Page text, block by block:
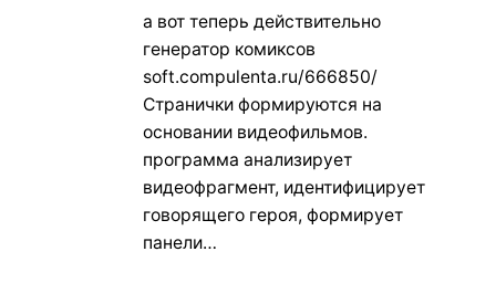
а вот теперь действительно
генератор комиксов
soft.compulenta.ru/666850/
Странички формируются на
основании видеофильмов.
программа анализирует
видеофрагмент, идентифицирует
говорящего героя, формирует
панели…